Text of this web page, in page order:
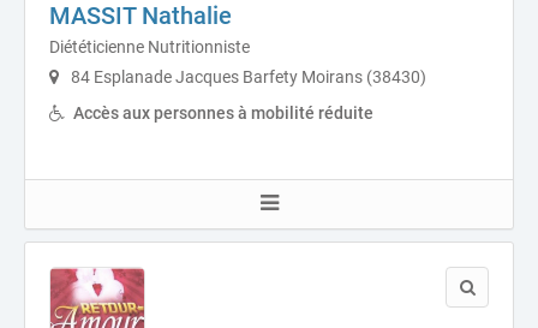
MASSIT Nathalie
Diététicienne Nutritionniste
84 Esplanade Jacques Barfety Moirans (38430)
Accès aux personnes à mobilité réduite